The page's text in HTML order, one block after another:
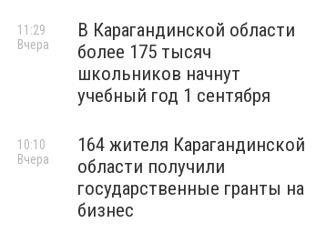
В Карагандинской области
более 175 тысяч
школьников начнут
учебный год 1 сентября
11:29
Вчера
164 жителя Карагандинской
области получили
государственные гранты на
бизнес
10:10
Вчера